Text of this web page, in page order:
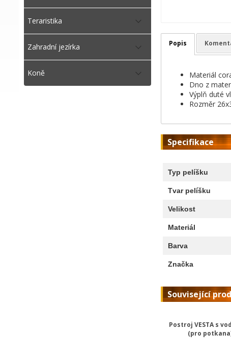
Teraristika
Zahradní jezírka
Koně
Popis
Materiál
Dno z
Výplň duté
Rozměr
Specifikace
Typ pelíšku
Tvar pelíšku
Velikost
Materiál
Barva
Značka
Související
Postroj VESTA s
(pro